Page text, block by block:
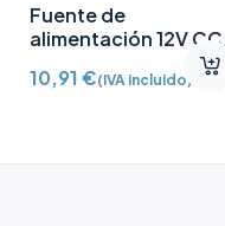
Fuente de
alimentación 12V CC
10,91€(IVA incluido)